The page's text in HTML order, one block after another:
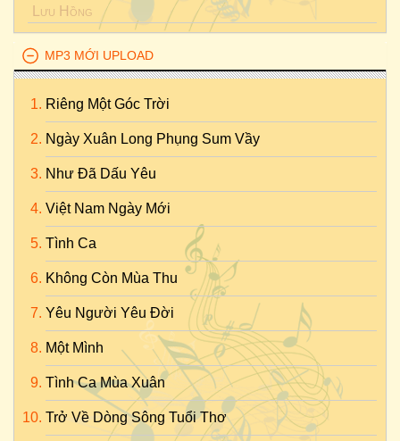
Lưu Hồng
MP3 MỚI UPLOAD
Riêng Một Góc Trời
Ngày Xuân Long Phụng Sum Vầy
Như Đã Dấu Yêu
Việt Nam Ngày Mới
Tình Ca
Không Còn Mùa Thu
Yêu Người Yêu Đời
Một Mình
Tình Ca Mùa Xuân
Trở Về Dòng Sông Tuổi Thơ